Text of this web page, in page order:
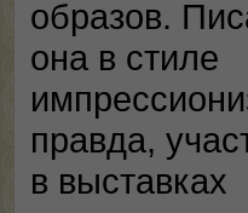
образов.
она в стиле
правда,
в выставках